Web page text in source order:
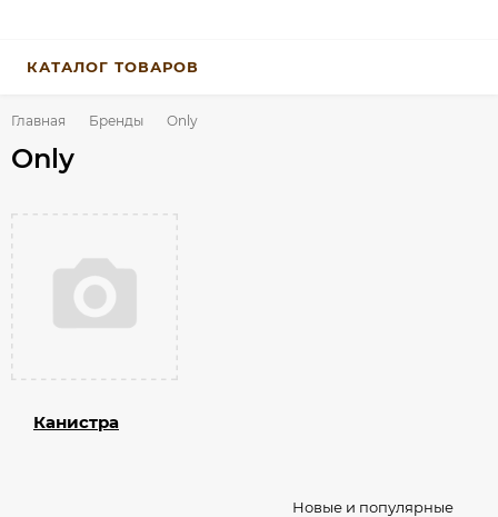
КАТАЛОГ ТОВАРОВ
Главная Бренды Only
Only
Канистра
Новые и популярные